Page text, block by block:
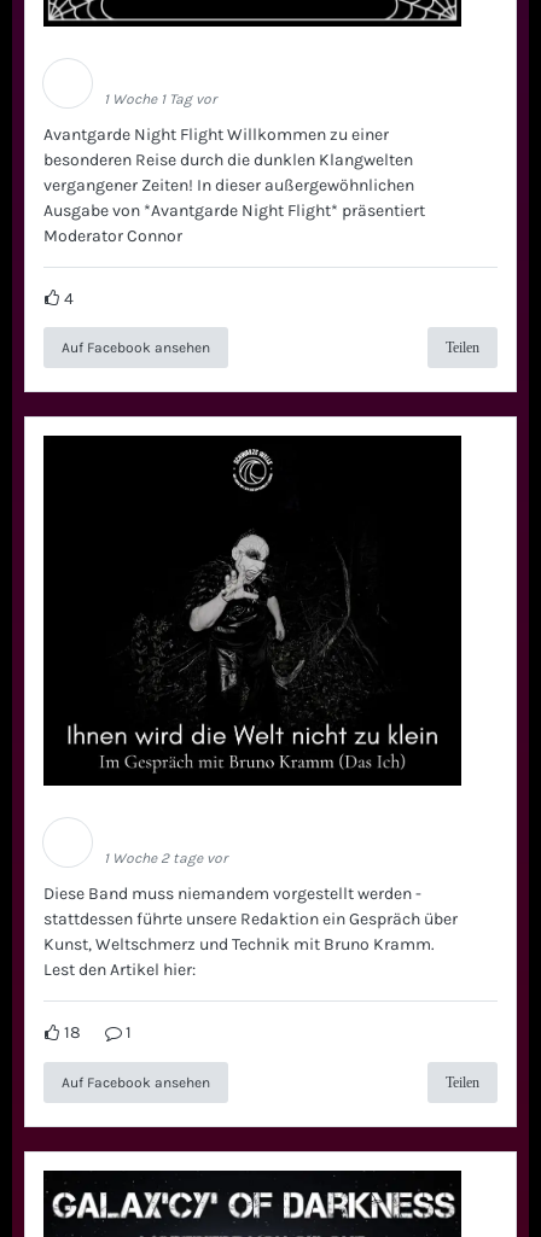
1 Woche 1 Tag vor
Avantgarde Night Flight Willkommen zu einer
besonderen Reise durch die dunklen Klangwelten
vergangener Zeiten! In dieser außergewöhnlichen
Ausgabe von *Avantgarde Night Flight* präsentiert
Moderator Connor
4
Auf Facebook ansehen Teilen
1 Woche 2 tage vor
Diese Band muss niemandem vorgestellt werden -
stattdessen führte unsere Redaktion ein Gespräch über
Kunst, Weltschmerz und Technik mit Bruno Kramm.
Lest den Artikel hier:
18 1
Auf Facebook ansehen Teilen